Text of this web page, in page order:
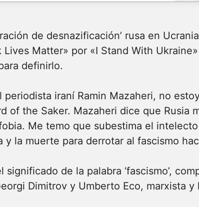
de desnazificación’ rusa en
Matter» por «I Stand With
definirlo.
iraní Ramin Mazaheri, no
of the Saker. Mazaheri dice que Rusia
Me temo que subestima el
la muerte para derrotar al fascismo
de la palabra ‘fascismo’,
Dimitrov y Umberto Eco, marxista y